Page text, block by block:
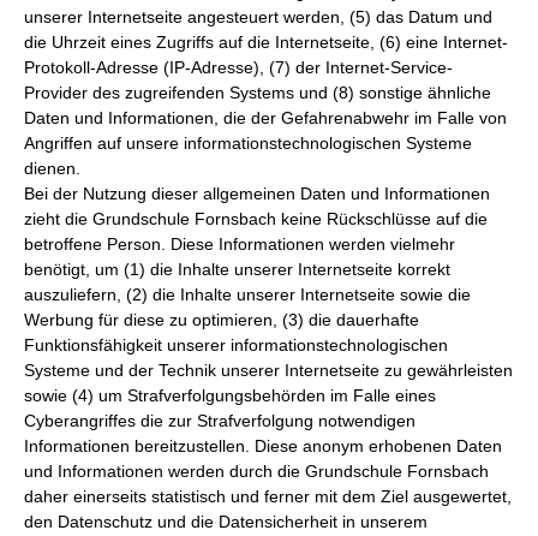
unserer Internetseite angesteuert werden, (5) das Datum und
die Uhrzeit eines Zugriffs auf die Internetseite, (6) eine Internet-
Protokoll-Adresse (IP-Adresse), (7) der Internet-Service-
Provider des zugreifenden Systems und (8) sonstige ähnliche
Daten und Informationen, die der Gefahrenabwehr im Falle von
Angriffen auf unsere informationstechnologischen Systeme
dienen.
Bei der Nutzung dieser allgemeinen Daten und Informationen
zieht die Grundschule Fornsbach keine Rückschlüsse auf die
betroffene Person. Diese Informationen werden vielmehr
benötigt, um (1) die Inhalte unserer Internetseite korrekt
auszuliefern, (2) die Inhalte unserer Internetseite sowie die
Werbung für diese zu optimieren, (3) die dauerhafte
Funktionsfähigkeit unserer informationstechnologischen
Systeme und der Technik unserer Internetseite zu gewährleisten
sowie (4) um Strafverfolgungsbehörden im Falle eines
Cyberangriffes die zur Strafverfolgung notwendigen
Informationen bereitzustellen. Diese anonym erhobenen Daten
und Informationen werden durch die Grundschule Fornsbach
daher einerseits statistisch und ferner mit dem Ziel ausgewertet,
den Datenschutz und die Datensicherheit in unserem